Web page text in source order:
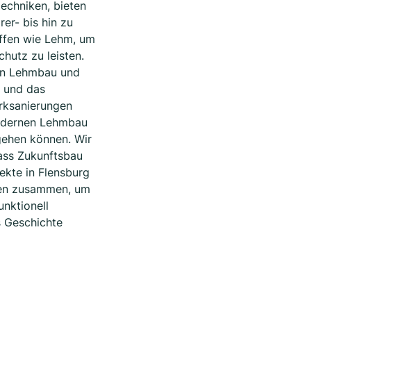
bieten
bis hin zu
wie Lehm, um
zu leisten.
Lehmbau und
das
Lehmbau
können. Wir
Zukunftsbau
in Flensburg
zusammen, um
Geschichte